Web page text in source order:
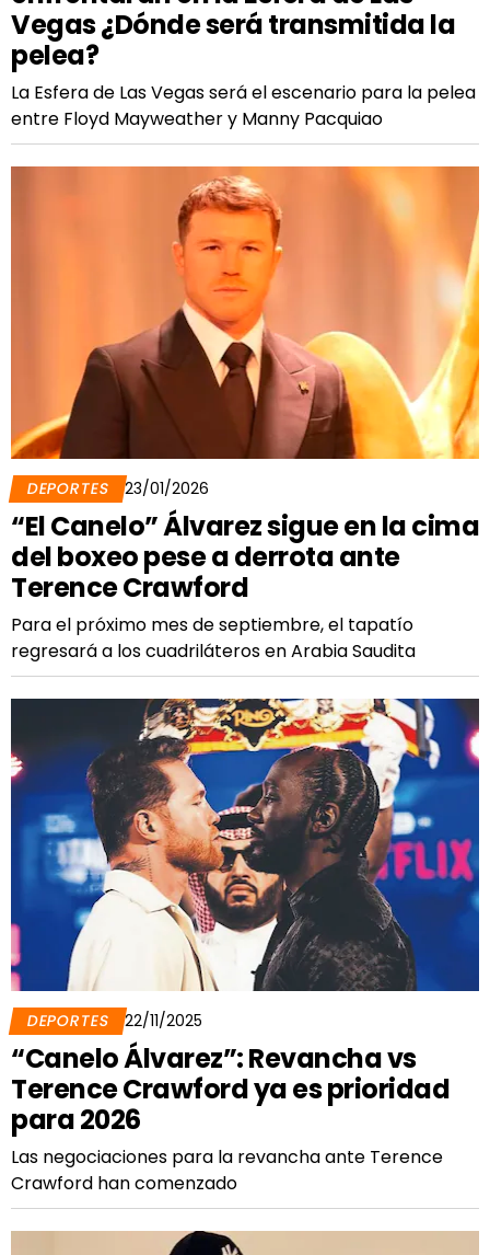
Vegas ¿Dónde será transmitida la
pelea?
La Esfera de Las Vegas será el escenario para la pelea
entre Floyd Mayweather y Manny Pacquiao
DEPORTES 23/01/2026
“El Canelo” Álvarez sigue en la cima
del boxeo pese a derrota ante
Terence Crawford
Para el próximo mes de septiembre, el tapatío
regresará a los cuadriláteros en Arabia Saudita
DEPORTES 22/11/2025
“Canelo Álvarez”: Revancha vs
Terence Crawford ya es prioridad
para 2026
Las negociaciones para la revancha ante Terence
Crawford han comenzado